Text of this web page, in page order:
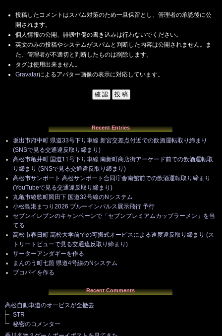
投稿したコメントはスパム対策のため一旦保留とし、管理者の承認後に公
開されます。
個人情報の公開、誹謗中傷の書き込みは行わないでください。
英文のみの投稿やシステムがスパムと判断した内容は公開されません。ま
た、管理者が不適切と判断したものは削除します。
タグは使用出来ません。
Gravatarによるアバター画像の表示に対応しています。
Recent Entries
坂出市府中町 県道33号下り車線 新宮交差点付近での飲酒運転取り締まり
(SNSで見る交通違反取り締まり)
高松市亀井町 国道11号下り車線 南新町商店街アーケード前での飲酒運転取
り締まり (SNSで見る交通違反取り締まり)
高松市サンポート 高松サンポート合同庁舎南館前での飲酒運転取り締まり
(YouTubeで見る交通違反取り締まり)
丸亀市綾歌町岡田下 国道32号線のNシステム
小松島港まつり2026 ブルーインパルス展示飛行 予行
セブンイレブンのキャンペーンで「セブンプレミアムカップラーメン」を当
てる
高松市春日町 高松大学前での可搬式オービスによる速度違反取り締まり (ス
トリートビューで見る交通違反取り締まり)
サーターアンダギーを作る
まんのう町七箇 県道4号線のNシステム
ブコパイを作る
Recent Comments
高松自動車道のオービスが全撤去
STR
秘密のコメンター